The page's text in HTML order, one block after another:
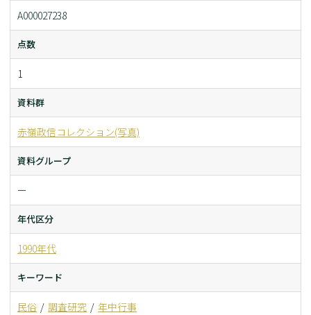
A000027238
点数
1
資料群
赤嶺政信コレクション(写真)
資料グループ
ー
年代区分
1990年代
キーワード
民俗 調査研究 年中行事